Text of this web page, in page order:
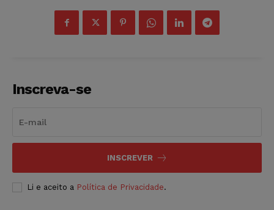
Inscreva-se
INSCREVER
Li e aceito a Política de Privacidade.